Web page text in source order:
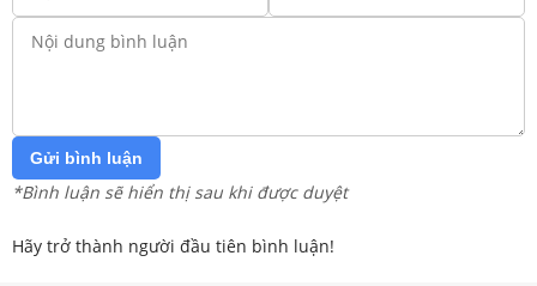
Gửi bình luận
*Bình luận sẽ hiển thị sau khi được duyệt
Hãy trở thành người đầu tiên bình luận!